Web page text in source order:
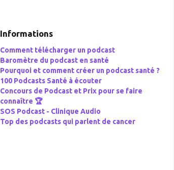
Informations
Comment télécharger un podcast
Baromètre du podcast en santé
Pourquoi et comment créer un podcast santé ?
100 Podcasts Santé à écouter
Concours de Podcast et Prix pour se faire
connaître 🏆
SOS Podcast - Clinique Audio
Top des podcasts qui parlent de cancer